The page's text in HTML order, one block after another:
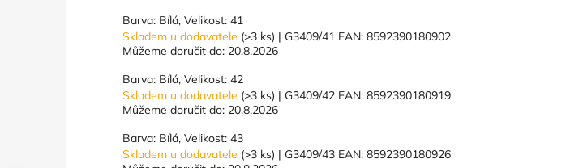
Barva: Bílá, Velikost: 41
Skladem u dodavatele (>3 ks) | G3409/41 EAN: 8592390180902
Můžeme doručit do: 20.8.2026
Barva: Bílá, Velikost: 42
Skladem u dodavatele (>3 ks) | G3409/42 EAN: 8592390180919
Můžeme doručit do: 20.8.2026
Barva: Bílá, Velikost: 43
Skladem u dodavatele (>3 ks) | G3409/43 EAN: 8592390180926